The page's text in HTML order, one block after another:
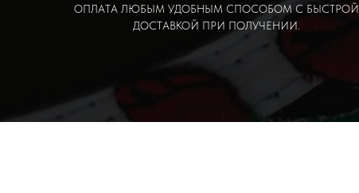
ОПЛАТА ЛЮБЫМ УДОБНЫМ СПОСОБОМ С БЫСТРОЙ
ДОСТАВКОЙ ПРИ ПОЛУЧЕНИИ.